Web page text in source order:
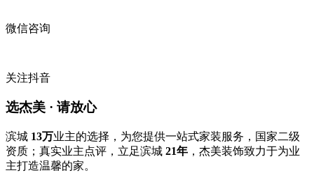
微信咨询
关注抖音
选杰美 · 请放心
滨城 13万业主的选择，为您提供一站式家装服务，国家二级
资质；真实业主点评，立足滨城 21年 ，杰美装饰致力于为业
主打造温馨的家。